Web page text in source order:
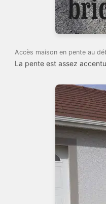
Accès maison en pente au
La pente est assez